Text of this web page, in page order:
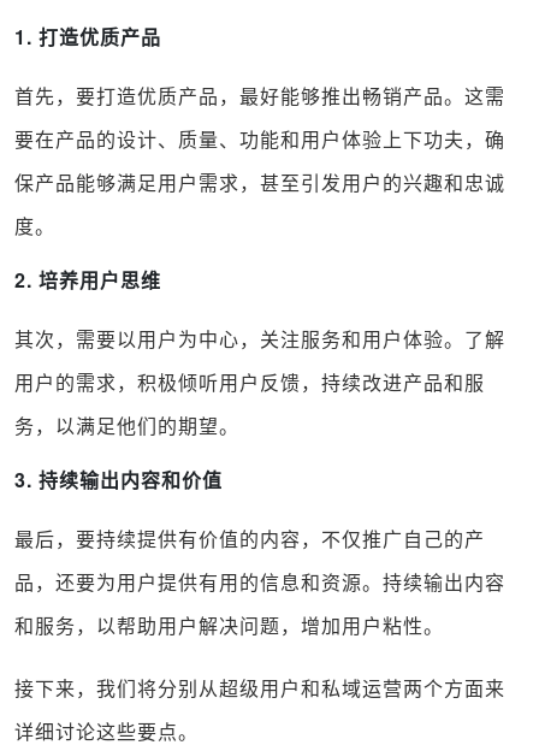
1. 打造优质产品
首先，要打造优质产品，最好能够推出畅销产品。这需
要在产品的设计、质量、功能和用户体验上下功夫，确
保产品能够满足用户需求，甚至引发用户的兴趣和忠诚
度。
2. 培养用户思维
其次，需要以用户为中心，关注服务和用户体验。了解
用户的需求，积极倾听用户反馈，持续改进产品和服
务，以满足他们的期望。
3. 持续输出内容和价值
最后，要持续提供有价值的内容，不仅推广自己的产
品，还要为用户提供有用的信息和资源。持续输出内容
和服务，以帮助用户解决问题，增加用户粘性。
接下来，我们将分别从超级用户和私域运营两个方面来
详细讨论这些要点。